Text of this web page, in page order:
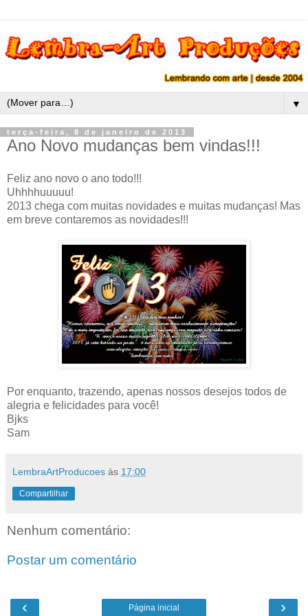
▼
terça-feira, 8 de janeiro de 2013
Ano Novo mudanças bem vindas!!!
Feliz ano novo o ano todo!!!
Uhhhhuuuuu!
2013 chega com muitas novidades e muitas mudanças! Mas
em breve contaremos as novidades!!!
Por enquanto, trazendo, apenas nossos desejos todos de
alegria e felicidades para você!
Bjks
Sam
LembraArtProducoes às 17:00
Compartilhar
Nenhum comentário:
Postar um comentário
‹ ›
Página inicial